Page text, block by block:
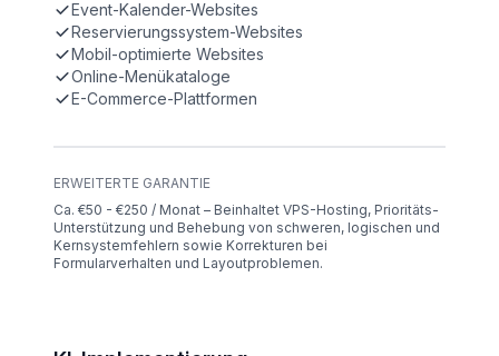
Event-Kalender-Websites
Reservierungssystem-Websites
Mobil-optimierte Websites
Online-Menükataloge
E-Commerce-Plattformen
ERWEITERTE GARANTIE
Ca. €50 - €250 / Monat – Beinhaltet VPS-Hosting, Prioritäts-
Unterstützung und Behebung von schweren, logischen und
Kernsystemfehlern sowie Korrekturen bei
Formularverhalten und Layoutproblemen.